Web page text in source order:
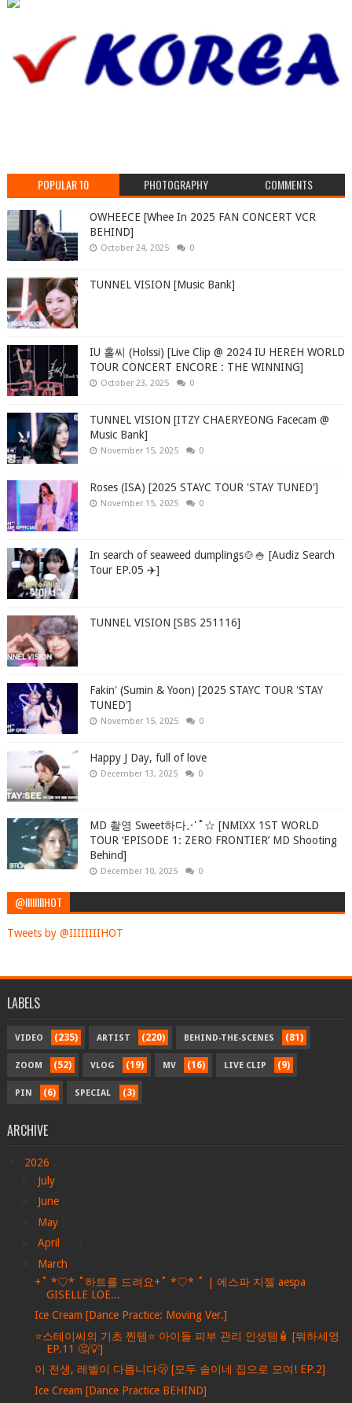
POPULAR 10 PHOTOGRAPHY COMMENTS
OWHEECE [Whee In 2025 FAN CONCERT VCR
BEHIND]
October 24, 2025 0
TUNNEL VISION [Music Bank]
IU 홀씨 (Holssi) [Live Clip @ 2024 IU HEREH WORLD
TOUR CONCERT ENCORE : THE WINNING]
October 23, 2025 0
TUNNEL VISION [ITZY CHAERYEONG Facecam @
Music Bank]
November 15, 2025 0
Roses (ISA) [2025 STAYC TOUR 'STAY TUNED']
November 15, 2025 0
In search of seaweed dumplings🍲🍚 [Audiz Search
Tour EP.05 ✈️]
TUNNEL VISION [SBS 251116]
Fakin' (Sumin & Yoon) [2025 STAYC TOUR 'STAY
TUNED']
November 15, 2025 0
Happy J Day, full of love
December 13, 2025 0
MD 촬영 Sweet하다⋰˚☆ [NMIXX 1ST WORLD
TOUR ‘EPISODE 1: ZERO FRONTIER’ MD Shooting
Behind]
December 10, 2025 0
@IIIIIIIIHOT
Tweets by @IIIIIIIIHOT
LABELS
VIDEO (235) ARTIST (220) BEHIND-THE-SCENES (81)
ZOOM (52) VLOG (19) MV (16) LIVE CLIP (9)
PIN (6) SPECIAL (3)
ARCHIVE
2026
July
June
May
April
March
+˚ *♡* ˚하트를 드려요+˚ *♡* ˚ | 에스파 지젤 aespa
GISELLE LOE...
Ice Cream [Dance Practice: Moving Ver.]
⭐️스테이씨의 기초 찐템⭐️ 아이돌 피부 관리 인생템🧴 [뭐하세영
EP.11 🤔💡]
이 전생, 레벨이 다릅니다🫢 [모두 솔이네 집으로 모여! EP.2]
Ice Cream [Dance Practice BEHIND]